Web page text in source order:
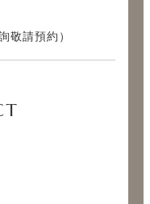
敬請預約）